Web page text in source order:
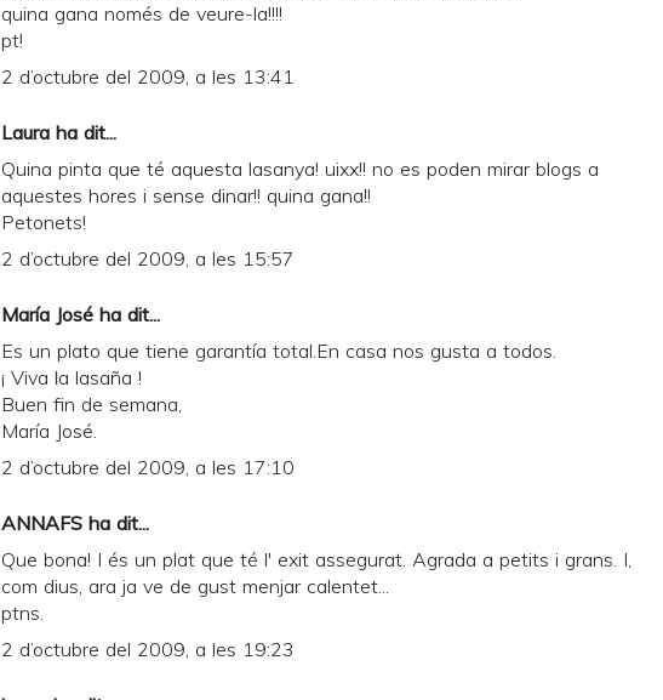
quina gana només de veure-la!!!!
pt!
2 d’octubre del 2009, a les 13:41
Laura ha dit...
Quina pinta que té aquesta lasanya! uixx!! no es poden mirar blogs a
aquestes hores i sense dinar!! quina gana!!
Petonets!
2 d’octubre del 2009, a les 15:57
María José ha dit...
Es un plato que tiene garantía total.En casa nos gusta a todos.
¡ Viva la lasaña !
Buen fin de semana,
María José.
2 d’octubre del 2009, a les 17:10
ANNAFS ha dit...
Que bona! I és un plat que té l' exit assegurat. Agrada a petits i grans. I,
com dius, ara ja ve de gust menjar calentet...
ptns.
2 d’octubre del 2009, a les 19:23